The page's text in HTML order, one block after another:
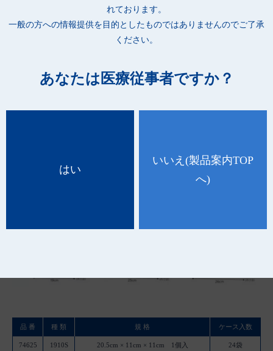
れております。
一般の方への情報提供を目的としたものではありませんのでご了承
ください。
あなたは医療従事者ですか？
はい
いいえ(製品案内TOP
へ)
用することで、簡単に取り付けることができます。
品 番 種 類 規 格 ケース入数
74625 1910S 20.5cm × 11cm × 11cm 1個入 24袋